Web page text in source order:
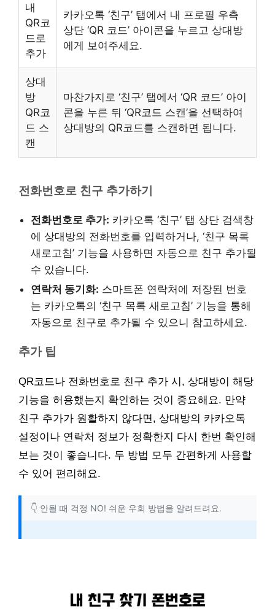
내
QR코
드로
추가
카카오톡 ‘친구’ 탭에서 내 프로필 우측
상단 ‘QR 코드’ 아이콘을 누르고 상대방
에게 보여주세요.
상대
방
QR코
드 스
캔
마찬가지로 ‘친구’ 탭에서 ‘QR 코드’ 아이
콘을 누른 뒤 ‘QR코드 스캔’을 선택하여
상대방의 QR코드를 스캔하면 됩니다.
전화번호로 친구 추가하기
전화번호로 추가: 카카오톡 ‘친구’ 탭 상단 검색창
에 상대방의 전화번호를 입력하거나, ‘친구 목록
새로고침’ 기능을 사용하면 자동으로 친구 추가될
수 있습니다.
연락처 동기화: 스마트폰 연락처에 저장된 번호
는 카카오톡의 ‘친구 목록 새로고침’ 기능을 통해
자동으로 친구로 추가될 수 있으니 참고하세요.
추가 팁
QR코드나 전화번호로 친구 추가 시, 상대방이 해당
기능을 허용했는지 확인하는 것이 중요해요. 만약
친구 추가가 원활하지 않다면, 상대방의 카카오톡
설정이나 연락처 정보가 정확한지 다시 한번 확인해
보는 것이 좋습니다. 두 방법 모두 간편하게 사용할
수 있어 편리해요.
👇 안될 때 걱정 NO! 쉬운 우회 방법을 알려드려요.